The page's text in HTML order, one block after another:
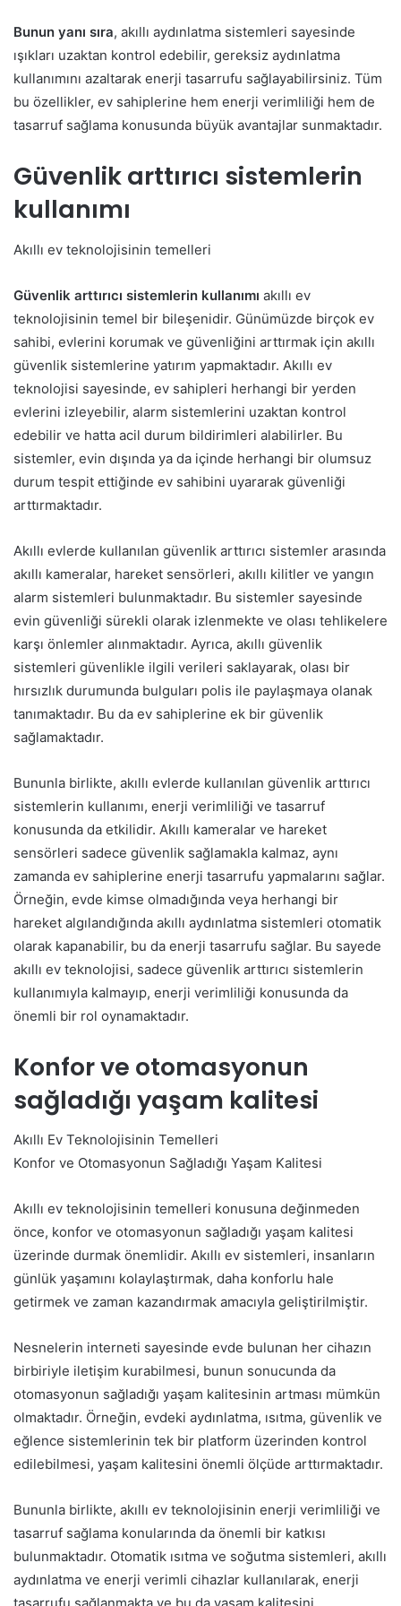
Bunun yanı sıra, akıllı aydınlatma sistemleri sayesinde
ışıkları uzaktan kontrol edebilir, gereksiz aydınlatma
kullanımını azaltarak enerji tasarrufu sağlayabilirsiniz. Tüm
bu özellikler, ev sahiplerine hem enerji verimliliği hem de
tasarruf sağlama konusunda büyük avantajlar sunmaktadır.
Güvenlik arttırıcı sistemlerin
kullanımı
Akıllı ev teknolojisinin temelleri
Güvenlik arttırıcı sistemlerin kullanımı akıllı ev
teknolojisinin temel bir bileşenidir. Günümüzde birçok ev
sahibi, evlerini korumak ve güvenliğini arttırmak için akıllı
güvenlik sistemlerine yatırım yapmaktadır. Akıllı ev
teknolojisi sayesinde, ev sahipleri herhangi bir yerden
evlerini izleyebilir, alarm sistemlerini uzaktan kontrol
edebilir ve hatta acil durum bildirimleri alabilirler. Bu
sistemler, evin dışında ya da içinde herhangi bir olumsuz
durum tespit ettiğinde ev sahibini uyararak güvenliği
arttırmaktadır.
Akıllı evlerde kullanılan güvenlik arttırıcı sistemler arasında
akıllı kameralar, hareket sensörleri, akıllı kilitler ve yangın
alarm sistemleri bulunmaktadır. Bu sistemler sayesinde
evin güvenliği sürekli olarak izlenmekte ve olası tehlikelere
karşı önlemler alınmaktadır. Ayrıca, akıllı güvenlik
sistemleri güvenlikle ilgili verileri saklayarak, olası bir
hırsızlık durumunda bulguları polis ile paylaşmaya olanak
tanımaktadır. Bu da ev sahiplerine ek bir güvenlik
sağlamaktadır.
Bununla birlikte, akıllı evlerde kullanılan güvenlik arttırıcı
sistemlerin kullanımı, enerji verimliliği ve tasarruf
konusunda da etkilidir. Akıllı kameralar ve hareket
sensörleri sadece güvenlik sağlamakla kalmaz, aynı
zamanda ev sahiplerine enerji tasarrufu yapmalarını sağlar.
Örneğin, evde kimse olmadığında veya herhangi bir
hareket algılandığında akıllı aydınlatma sistemleri otomatik
olarak kapanabilir, bu da enerji tasarrufu sağlar. Bu sayede
akıllı ev teknolojisi, sadece güvenlik arttırıcı sistemlerin
kullanımıyla kalmayıp, enerji verimliliği konusunda da
önemli bir rol oynamaktadır.
Konfor ve otomasyonun
sağladığı yaşam kalitesi
Akıllı Ev Teknolojisinin Temelleri
Konfor ve Otomasyonun Sağladığı Yaşam Kalitesi
Akıllı ev teknolojisinin temelleri konusuna değinmeden
önce, konfor ve otomasyonun sağladığı yaşam kalitesi
üzerinde durmak önemlidir. Akıllı ev sistemleri, insanların
günlük yaşamını kolaylaştırmak, daha konforlu hale
getirmek ve zaman kazandırmak amacıyla geliştirilmiştir.
Nesnelerin interneti sayesinde evde bulunan her cihazın
birbiriyle iletişim kurabilmesi, bunun sonucunda da
otomasyonun sağladığı yaşam kalitesinin artması mümkün
olmaktadır. Örneğin, evdeki aydınlatma, ısıtma, güvenlik ve
eğlence sistemlerinin tek bir platform üzerinden kontrol
edilebilmesi, yaşam kalitesini önemli ölçüde arttırmaktadır.
Bununla birlikte, akıllı ev teknolojisinin enerji verimliliği ve
tasarruf sağlama konularında da önemli bir katkısı
bulunmaktadır. Otomatik ısıtma ve soğutma sistemleri, akıllı
aydınlatma ve enerji verimli cihazlar kullanılarak, enerji